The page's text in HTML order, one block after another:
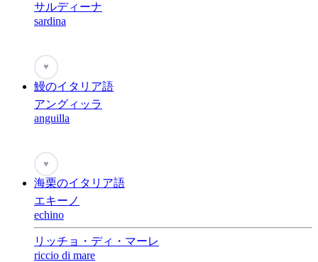
サルディーナ
sardina
♥
鰻のイタリア語
アングィッラ
anguilla
♥
海栗のイタリア語
エキーノ
echino
リッチョ・ディ・マーレ
riccio di mare